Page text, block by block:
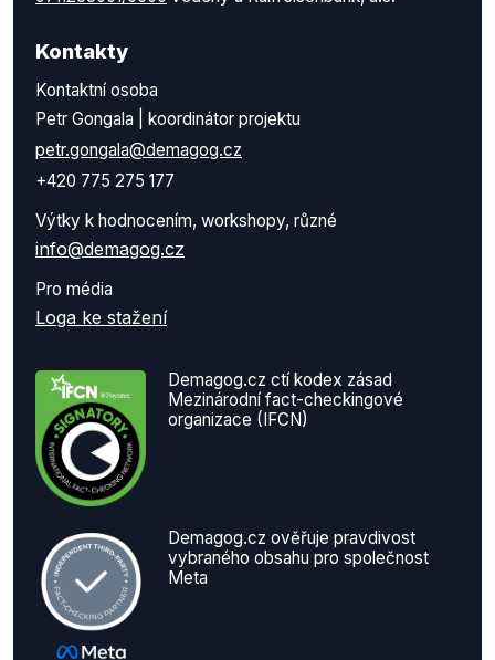
Kontakty
Kontaktní osoba
Petr Gongala | koordinátor projektu
petr.gongala@demagog.cz
+420 775 275 177
Výtky k hodnocením, workshopy, různé
info@demagog.cz
Pro média
Loga ke stažení
Demagog.cz ctí kodex zásad
Mezinárodní fact-checkingové
organizace (IFCN)
Demagog.cz ověřuje pravdivost
vybraného obsahu pro společnost
Meta